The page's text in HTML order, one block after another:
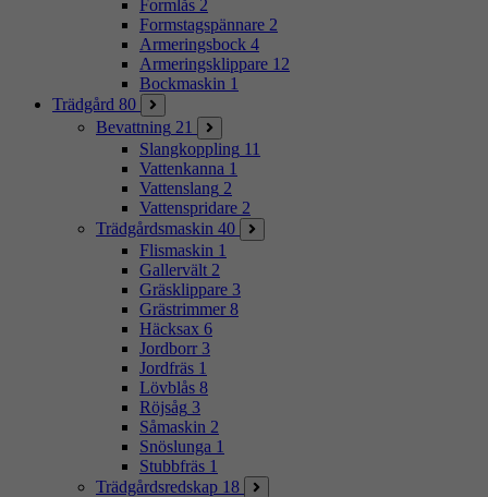
Formlås 2
Formstagspännare 2
Armeringsbock 4
Armeringsklippare 12
Bockmaskin 1
Trädgård 80
Bevattning 21
Slangkoppling 11
Vattenkanna 1
Vattenslang 2
Vattenspridare 2
Trädgårdsmaskin 40
Flismaskin 1
Gallervält 2
Gräsklippare 3
Grästrimmer 8
Häcksax 6
Jordborr 3
Jordfräs 1
Lövblås 8
Röjsåg 3
Såmaskin 2
Snöslunga 1
Stubbfräs 1
Trädgårdsredskap 18